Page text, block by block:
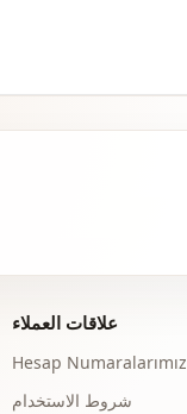
علاقات العملاء
Hesap Numaralarımız
شروط الاستخدام